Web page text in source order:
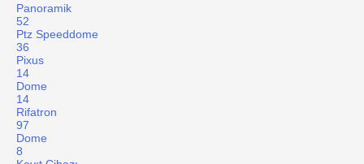
Panoramik
52
Ptz Speeddome
36
Pixus
14
Dome
14
Rifatron
97
Dome
8